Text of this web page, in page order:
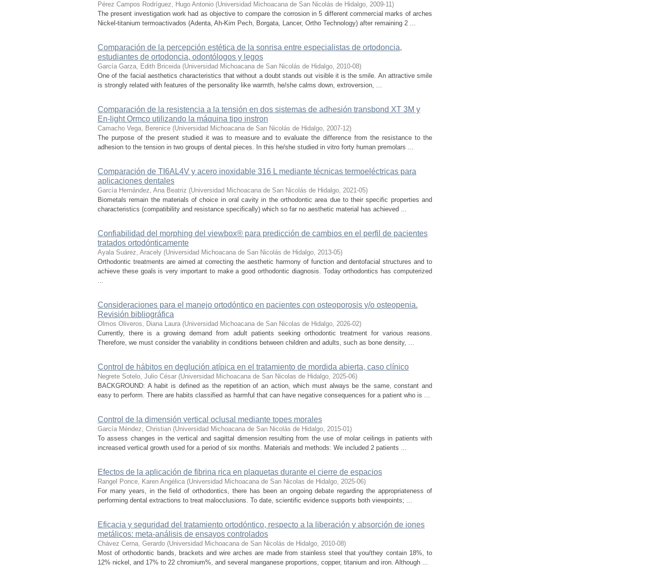
Pérez Campos Rodríguez, Hugo Antonio (Universidad Michoacana de San Nicolás de Hidalgo, 2009-11)
The present investigation work had as objective to compare the corrosion in 5 different commercial marks of arches
Nickel-titanium termoactivados (Adenta, Ah-Kim Pech, Borgata, Lancer, Ortho Technology) after remaining 2 ...
Comparación de la percepción estética de la sonrisa entre especialistas de ortodoncia,
estudiantes de ortodoncia, odontólogos y legos
García Garza, Edith Briceida (Universidad Michoacana de San Nicolás de Hidalgo, 2010-08)
One of the facial aesthetics characteristics that without a doubt stands out visible it is the smile. An attractive smile
is strongly related with features of the personality like warmth, he/she calms down, extroversion, ...
Comparación de la resistencia a la tensión en dos sistemas de adhesión transbond XT 3M y
En-light Ormco utilizando la máquina tipo instron
Camacho Vega, Berenice (Universidad Michoacana de San Nicolás de Hidalgo, 2007-12)
The purpose of the present studied it was to measure and to evaluate the difference from the resistance to the
adhesion to the tension in two groups of dental pieces. In this he/she studied in vitro forty human premolars ...
Comparación de TI6AL4V y acero inoxidable 316 L mediante técnicas termoeléctricas para
aplicaciones dentales
García Hernández, Ana Beatriz (Universidad Michoacana de San Nicolás de Hidalgo, 2021-05)
Biometals remain the materials of choice in oral cavity in the orthodontic area due to their specific properties and
characteristics (compatibility and resistance specifically) which so far no aesthetic material has achieved ...
Confiabilidad del morphing del viewbox® para predicción de cambios en el perfil de pacientes
tratados ortodónticamente
Ayala Suárez, Aracely (Universidad Michoacana de San Nicolás de Hidalgo, 2013-05)
Orthodontic treatments are aimed at correcting the aesthetic harmony of function and dentofacial structures and to
achieve these goals is very important to make a good orthodontic diagnosis. Today orthodontics has computerized
...
Consideraciones para el manejo ortodóntico en pacientes con osteoporosis y/o osteopenia.
Revisión bibliográfica
Olmos Oliveros, Diana Laura (Universidad Michoacana de San Nicolas de Hidalgo, 2026-02)
Currently, there is a growing demand from adult patients seeking orthodontic treatment for various reasons.
Therefore, we must consider the variability in conditions between children and adults, such as bone density, ...
Control de hábitos en deglución atípica en el tratamiento de mordida abierta, caso clínico
Negrete Sotelo, Julio César (Universidad Michoacana de San Nicolas de Hidalgo, 2025-06)
BACKGROUND: A habit is defined as the repetition of an action, which must always be the same, constant and
easy to perform. There are habits classified as harmful that can have negative consequences for a patient who is ...
Control de la dimensión vertical oclusal mediante topes morales
García Méndez, Christian (Universidad Michoacana de San Nicolás de Hidalgo, 2015-01)
To assess changes in the vertical and sagittal dimension resulting from the use of molar ceilings in patients with
increased vertical growth used for a period of six months. Materials and methods: We included 2 patients ...
Efectos de la aplicación de fibrina rica en plaquetas durante el cierre de espacios
Rangel Ponce, Karen Angélica (Universidad Michoacana de San Nicolas de Hidalgo, 2025-06)
For many years, in the field of orthodontics, there has been an ongoing debate regarding the appropriateness of
performing dental extractions to treat malocclusions. To date, scientific evidence supports both viewpoints; ...
Eficacia y seguridad del tratamiento ortodóntico, respecto a la liberación y absorción de iones
metálicos: meta-análisis de ensayos controlados
Chávez Cerna, Gerardo (Universidad Michoacana de San Nicolás de Hidalgo, 2010-08)
Most of orthodontic bands, brackets and wire arches are made from stainless steel that you/they contain 18%, to
12% nickel, and 17% to 22 chromium%, and several manganese proportions, copper, titanium and iron. Although ...